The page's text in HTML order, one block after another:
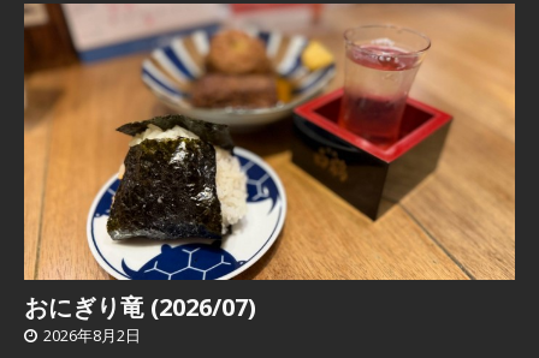
おにぎり竜 (2026/07)
2026年8月2日